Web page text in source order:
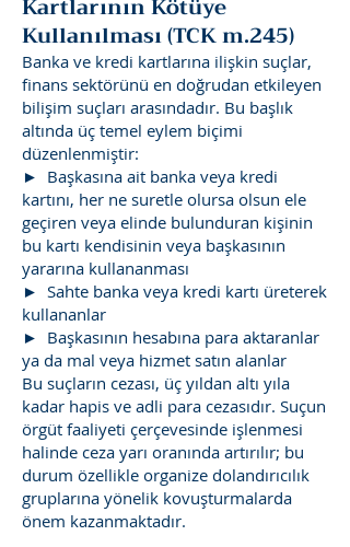
Kullanılması (TCK m.245)
Banka ve kredi kartlarına ilişkin suçlar,
finans sektörünü en doğrudan etkileyen
bilişim suçları arasındadır. Bu başlık
altında üç temel eylem biçimi
düzenlenmiştir:
► Başkasına ait banka veya kredi
kartını, her ne suretle olursa olsun ele
geçiren veya elinde bulunduran kişinin
bu kartı kendisinin veya başkasının
yararına kullananması
► Sahte banka veya kredi kartı üreterek
kullananlar
► Başkasının hesabına para aktaranlar
ya da mal veya hizmet satın alanlar
Bu suçların cezası, üç yıldan altı yıla
kadar hapis ve adli para cezasıdır. Suçun
örgüt faaliyeti çerçevesinde işlenmesi
halinde ceza yarı oranında artırılır; bu
durum özellikle organize dolandırıcılık
gruplarına yönelik kovuşturmalarda
önem kazanmaktadır.